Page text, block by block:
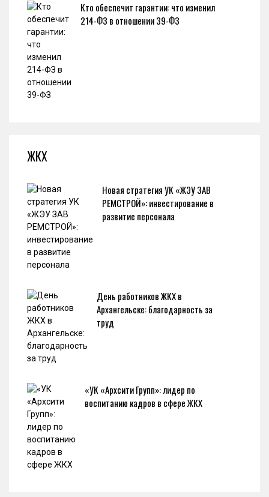
Кто обеспечит гарантии: что изменил
214-ФЗ в отношении 39-ФЗ
ЖКХ
Новая стратегия УК «ЖЭУ ЗАВ
РЕМСТРОЙ»: инвестирование в
развитие персонала
День работников ЖКХ в
Архангельске: благодарность за
труд
«УК «Архсити Групп»: лидер по
воспитанию кадров в сфере ЖКХ